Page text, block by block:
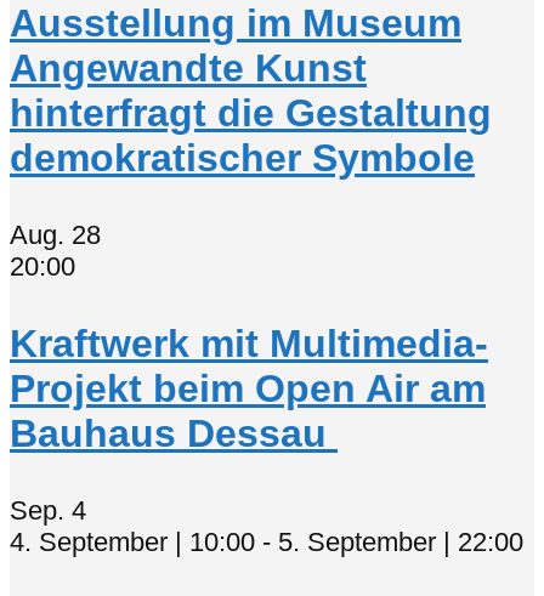
Ausstellung im Museum
Angewandte Kunst
hinterfragt die Gestaltung
demokratischer Symbole
Aug. 28
20:00
Kraftwerk mit Multimedia-
Projekt beim Open Air am
Bauhaus Dessau
Sep. 4
4. September | 10:00 - 5. September | 22:00